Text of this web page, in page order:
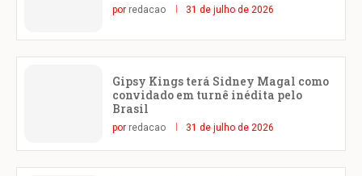
por redacao 31 de julho de 2026
Gipsy Kings terá Sidney Magal como
convidado em turnê inédita pelo
Brasil
por redacao 31 de julho de 2026